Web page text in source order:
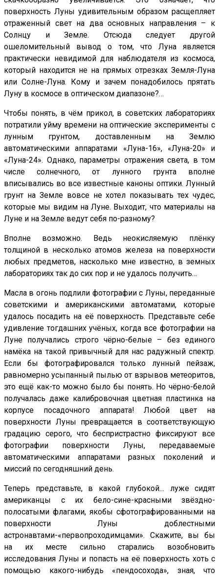
поверхность Луны удивительным образом расщепляет
отраженный свет на два основных направления – к
Солнцу и Земле. Отсюда следует другой
ошеломительный вывод о том, что Луна является
практически невидимой для наблюдателя из космоса,
который находится не на прямых отрезках Земля-Луна
или Солне-Луна. Кому и зачем понадобилось прятать
Луну в космосе в оптическом диапазоне?…
Чтобы понять, в чём прикол, в советских лабораториях
потратили уйму времени на оптические эксперименты с
лунным грунтом, доставленным на Землю
автоматическими аппаратами «Луна-16», «Луна-20» и
«Луна-24». Однако, параметры отражения света, в том
числе солнечного, от лунного грунта вполне
вписывались во все известные каноны оптики. Лунный
грунт на Земле вовсе не хотел показывать тех чудес,
которые мы видим на Луне. Выходит, что материалы на
Луне и на Земле ведут себя по-разному?
Вполне возможно. Ведь неокисляемую плёнку
толщиной в несколько атомов железа на поверхности
любых предметов, насколько мне известно, в земных
лабораториях так до сих пор и не удалось получить…
Масла в огонь подлили фотографии с Луны, переданные
советскими и американскими автоматами, которые
удалось посадить на её поверхность. Представьте себе
удивление тогдашних учёных, когда все фотографии на
Луне получались строго чёрно-белые – без единого
намёка на такой привычный для нас радужный спектр.
Если бы фотографировался только лунный пейзаж,
равномерно усыпанный пылью от взрывов метеоритов,
это ещё как-то можно было бы понять. Но чёрно-белой
получалась даже калибровочная цветная пластинка на
корпусе посадочного аппарата! Любой цвет на
поверхности Луны превращается в соответствующую
градацию серого, что беспристрастно фиксируют все
фотографии поверхности Луны, передаваемые
автоматическими аппаратами разных поколений и
миссий по сегодняшний день.
Теперь представьте, в какой глубокой… луже сидят
американцы с их бело-сине-красными звёздно-
полосатыми флагами, якобы сфотографированными на
поверхности Луны доблестными
астронавтами-«первопроходимцами». Скажите, вы бы
на их месте сильно старались возобновить
исследования Луны и попасть на её поверхность хоть с
помощью какого-нибудь «пендосохода», зная, что